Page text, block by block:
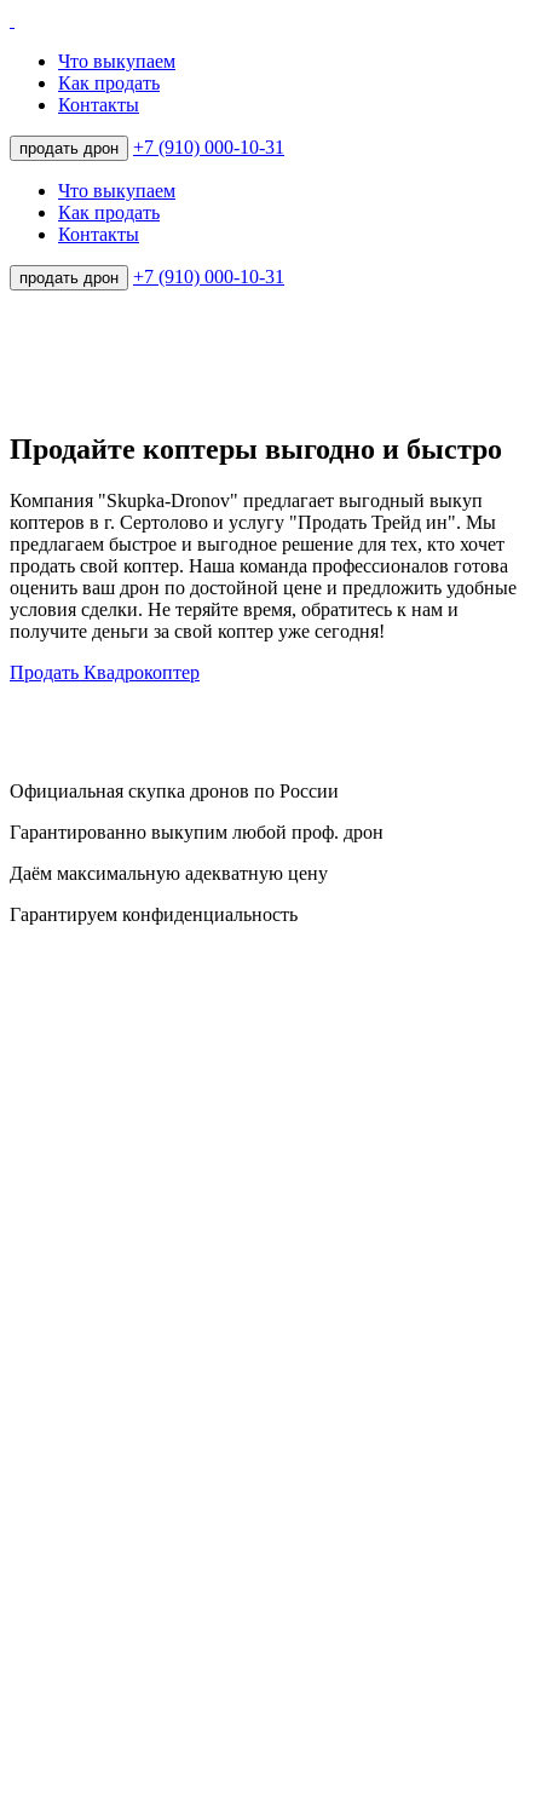
Что выкупаем
Как продать
Контакты
продать дрон +7 (910) 000-10-31
Что выкупаем
Как продать
Контакты
продать дрон +7 (910) 000-10-31
Продайте коптеры выгодно и быстро
Компания "Skupka-Dronov" предлагает выгодный выкуп
коптеров в г. Сертолово и услугу "Продать Трейд ин". Мы
предлагаем быстрое и выгодное решение для тех, кто хочет
продать свой коптер. Наша команда профессионалов готова
оценить ваш дрон по достойной цене и предложить удобные
условия сделки. Не теряйте время, обратитесь к нам и
получите деньги за свой коптер уже сегодня!
Продать Квадрокоптер
Официальная скупка дронов по России
Гарантированно выкупим любой проф. дрон
Даём максимальную адекватную цену
Гарантируем конфиденциальность